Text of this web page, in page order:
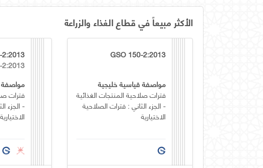
الأكثر مبيعاً في قطاع الغذاء والزراعة
GSO 150-2:2013
مواصفة قياسية خليجية
فترات صلاحية المنتجات الغذائية
- الجزء الثاني : فترات الصلاحية
الاختيارية
مواصفة
فترات
- الجزء
الاختيارية